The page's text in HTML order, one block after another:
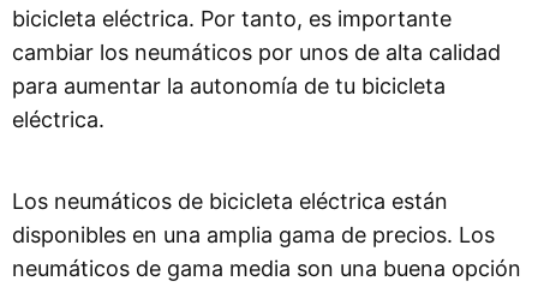
bicicleta eléctrica. Por tanto, es importante
cambiar los neumáticos por unos de alta calidad
para aumentar la autonomía de tu bicicleta
eléctrica.
Los neumáticos de bicicleta eléctrica están
disponibles en una amplia gama de precios. Los
neumáticos de gama media son una buena opción